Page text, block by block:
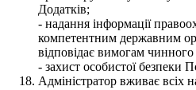
Додатків;
- надання інформації
компетентним державним
відповідає вимогам
- захист особистої безпеки
Адміністратор вживає всіх